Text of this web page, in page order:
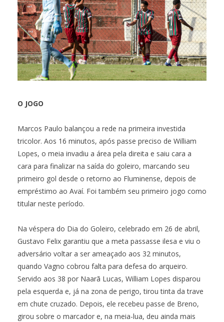
O JOGO
Marcos Paulo balançou a rede na primeira investida
tricolor. Aos 16 minutos, após passe preciso de William
Lopes, o meia invadiu a área pela direita e saiu cara a
cara para finalizar na saída do goleiro, marcando seu
primeiro gol desde o retorno ao Fluminense, depois de
empréstimo ao Avaí. Foi também seu primeiro jogo como
titular neste período.
Na véspera do Dia do Goleiro, celebrado em 26 de abril,
Gustavo Felix garantiu que a meta passasse ilesa e viu o
adversário voltar a ser ameaçado aos 32 minutos,
quando Vagno cobrou falta para defesa do arqueiro.
Servido aos 38 por Naarã Lucas, William Lopes disparou
pela esquerda e, já na zona de perigo, tirou tinta da trave
em chute cruzado. Depois, ele recebeu passe de Breno,
girou sobre o marcador e, na meia-lua, deu ainda mais